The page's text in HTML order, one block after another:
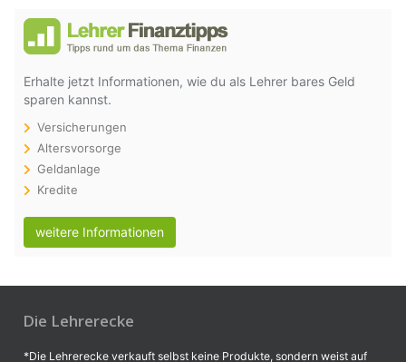
Erhalte jetzt Informationen, wie du als Lehrer bares Geld
sparen kannst.
Versicherungen
Altersvorsorge
Geldanlage
Kredite
weitere Informationen
Die Lehrerecke
*Die Lehrerecke verkauft selbst keine Produkte, sondern weist auf